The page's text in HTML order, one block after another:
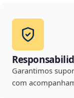
Garantimos
com